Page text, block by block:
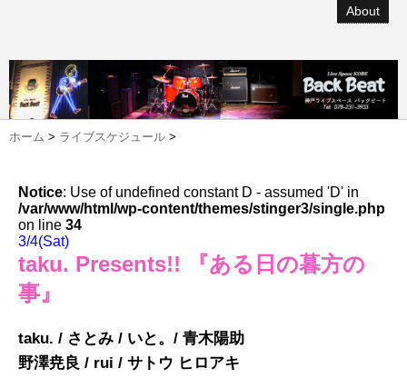
About
ホーム > ライブスケジュール >
Notice: Use of undefined constant D - assumed 'D' in
/var/www/html/wp-content/themes/stinger3/single.php
on line 34
3/4(Sat)
taku. Presents!! 『ある日の暮方の
事』
taku. / さとみ / いと。/ 青木陽助
野澤尭良 / rui / サトウ ヒロアキ